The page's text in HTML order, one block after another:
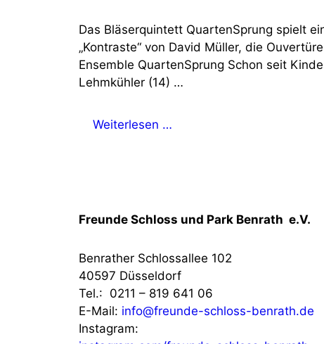
Das Bläserquintett QuartenSprung spielt
„Kontraste“ von David Müller, die
Ensemble QuartenSprung Schon seit
Lehmkühler (14) …
Weiterlesen …
Freunde Schloss und Park Benrath e.V.
Benrather Schlossallee 102
40597 Düsseldorf
Tel.: 0211 – 819 641 06
E-Mail: info@freunde-schloss-benrath.de
Instagram: